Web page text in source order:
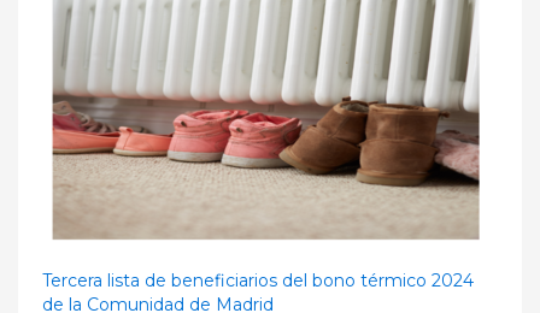
Tercera lista de beneficiarios del bono térmico 2024
de la Comunidad de Madrid